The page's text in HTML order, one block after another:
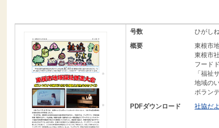
号数
ひがし
概要
東根市
東根市
フード
「福祉
地域の
ボラン
PDFダウンロード
社協だ